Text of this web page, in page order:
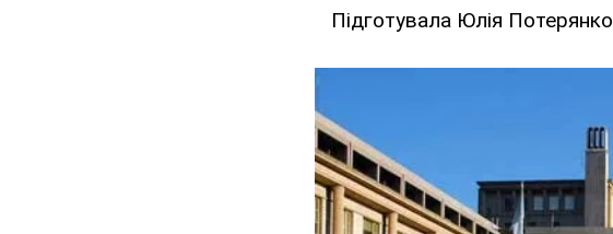
Підготувала Юлія Потерянко